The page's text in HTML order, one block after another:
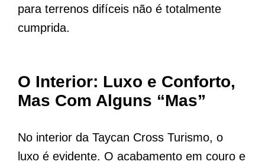
para terrenos difíceis não é totalmente
cumprida.
O Interior: Luxo e Conforto,
Mas Com Alguns “Mas”
No interior da Taycan Cross Turismo, o
luxo é evidente. O acabamento em couro e